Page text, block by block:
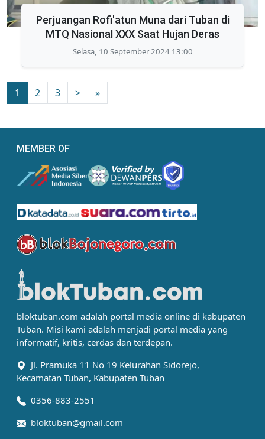
Perjuangan Rofi'atun Muna dari Tuban di
MTQ Nasional XXX Saat Hujan Deras
Selasa, 10 September 2024 13:00
1 2 3 > »
MEMBER OF
bloktuban.com adalah portal media online di kabupaten
Tuban. Misi kami adalah menjadi portal media yang
informatif, kritis, cerdas dan terdepan.
Jl. Pramuka 11 No 19 Kelurahan Sidorejo,
Kecamatan Tuban, Kabupaten Tuban
0356-883-2551
bloktuban@gmail.com